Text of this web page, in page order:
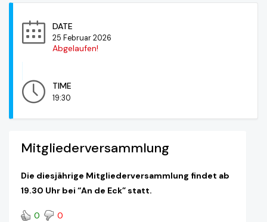
DATE
25 Februar 2026
Abgelaufen!
TIME
19:30
Mitgliederversammlung
Die diesjährige Mitgliederversammlung findet ab
19.30 Uhr bei “An de Eck” statt.
0 0